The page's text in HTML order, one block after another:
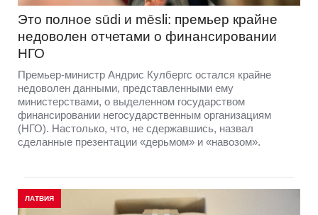
Это полное sūdi и mēsli: премьер крайне
недоволен отчетами о финансировании
НГО
Премьер-министр Андрис Кулбергс остался крайне
недоволен данными, представленными ему
министерствами, о выделенном государством
финансировании негосударственным организациям
(НГО). Настолько, что, не сдержавшись, назвал
сделанные презентации «дерьмом» и «навозом».
ЛАТВИЯ